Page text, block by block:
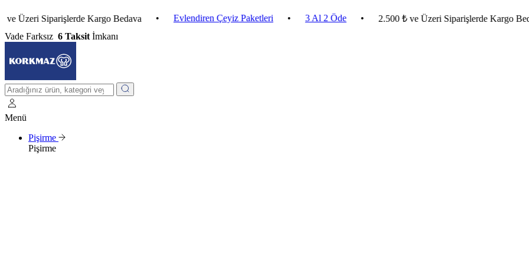
Siparişlerde Kargo Bedava • Evlendiren Çeyiz Paketleri • 3 Al 2 Öde • 2.500 ₺ ve Üzeri Siparişlerde Kargo Bedava
Vade Farksız 6 Taksit İmkanı
Menü
Pişirme
Pişirme